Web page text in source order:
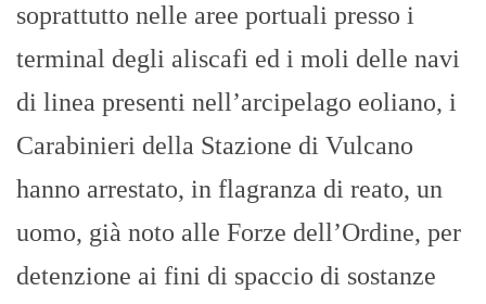
soprattutto nelle aree portuali presso i
terminal degli aliscafi ed i moli delle navi
di linea presenti nell’arcipelago eoliano, i
Carabinieri della Stazione di Vulcano
hanno arrestato, in flagranza di reato, un
uomo, già noto alle Forze dell’Ordine, per
detenzione ai fini di spaccio di sostanze